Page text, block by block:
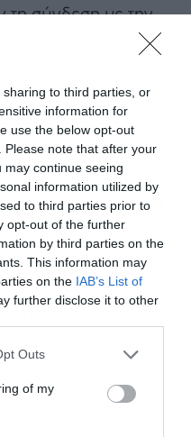
to third parties, or
information for
use the below opt-out
note that after your
continue seeing
information utilized by
to third parties prior to
opt-out of the further
by third parties on the
This information may
on the IAB’s List of
further disclose it to other
Outs
of my
τη σύνδεση με την
αναβάθμισης, η
επίσης την πρώτη
ενέργειας,
έργο της D-
σύστημα
να παράγει περίπου
ενέργειας
το 20% των
Κωστακάκη, Head
της D-Marin